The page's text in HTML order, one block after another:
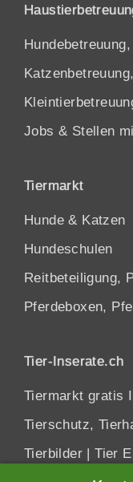
Jobs & Stellen
Tiermarkt
Hunde & Katzen
Hundeschulen
Reitbeteiligung,
Pferdeboxen,
Tier-Inserate.ch
Tiermarkt gratis
Tierschutz,
Tierbilder |Tier